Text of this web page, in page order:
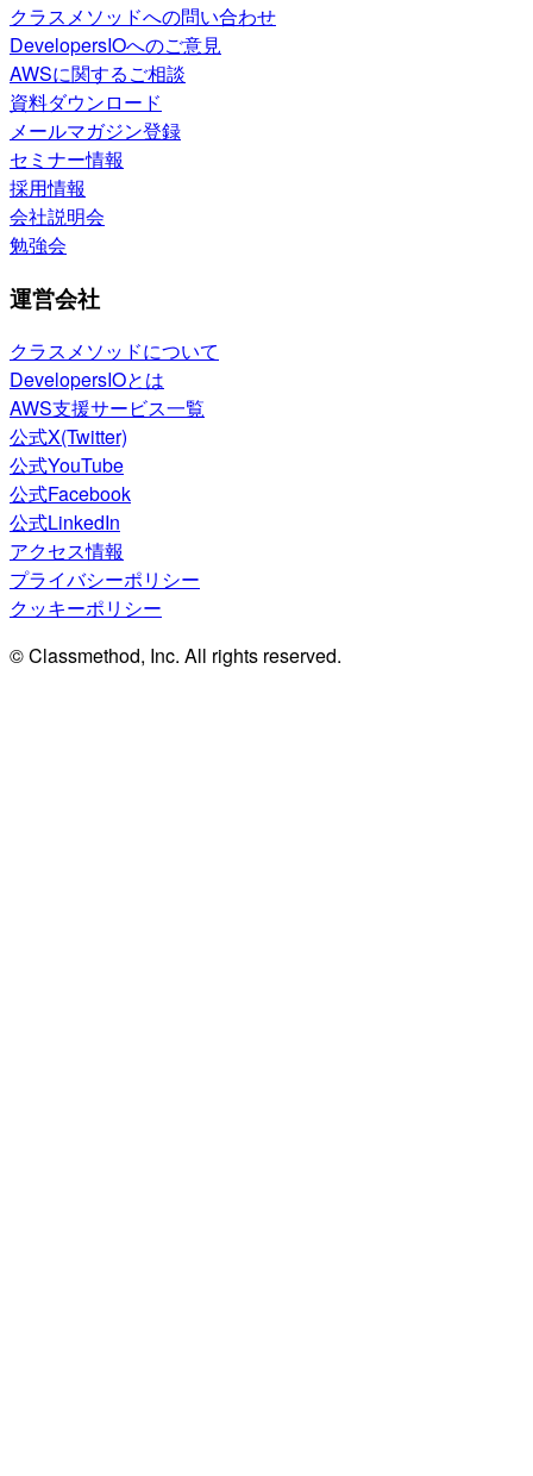
クラスメソッドへの問い合わせ
DevelopersIOへのご意見
AWSに関するご相談
資料ダウンロード
メールマガジン登録
セミナー情報
採用情報
会社説明会
勉強会
運営会社
クラスメソッドについて
DevelopersIOとは
AWS支援サービス一覧
公式X(Twitter)
公式YouTube
公式Facebook
公式LinkedIn
アクセス情報
プライバシーポリシー
クッキーポリシー
© Classmethod, Inc. All rights reserved.